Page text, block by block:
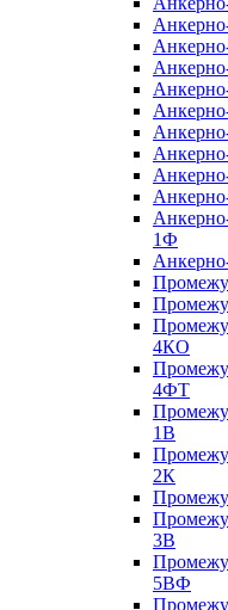
1Ф
4КО
4ФТ
1В
2К
3В
5ВФ